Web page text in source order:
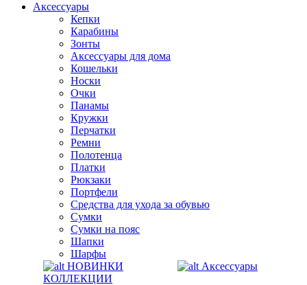
Аксессуары
Кепки
Карабины
Зонты
Аксессуары для дома
Кошельки
Носки
Очки
Панамы
Кружки
Перчатки
Ремни
Полотенца
Платки
Рюкзаки
Портфели
Средства для ухода за обувью
Сумки
Сумки на пояс
Шапки
Шарфы
НОВИНКИ
КОЛЛЕКЦИИ
Аксессуары